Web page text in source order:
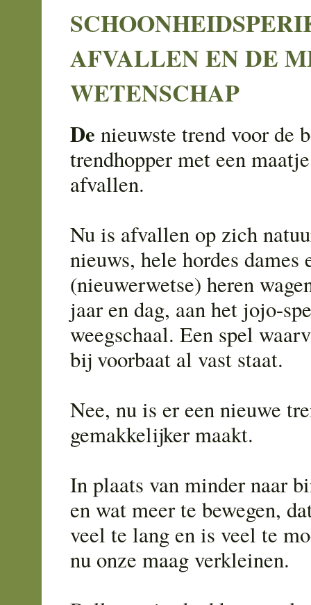
AFVALLEN EN DE
WETENSCHAP
De nieuwste trend voor de
trendhopper met een
afvallen.
Nu is afvallen op zich
nieuws, hele hordes dames
(nieuwerwetse) heren
jaar en dag, aan het jojo-
weegschaal. Een spel
bij voorbaat al vast staat.
Nee, nu is er een nieuwe
gemakkelijker maakt.
In plaats van minder naar
en wat meer te bewegen,
veel te lang en is veel te
nu onze maag verkleinen.